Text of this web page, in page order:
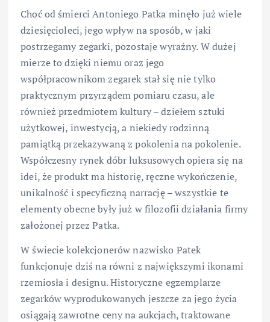
Choć od śmierci Antoniego Patka minęło już wiele
dziesięcioleci, jego wpływ na sposób, w jaki
postrzegamy zegarki, pozostaje wyraźny. W dużej
mierze to dzięki niemu oraz jego
współpracownikom zegarek stał się nie tylko
praktycznym przyrządem pomiaru czasu, ale
również przedmiotem kultury – dziełem sztuki
użytkowej, inwestycją, a niekiedy rodzinną
pamiątką przekazywaną z pokolenia na pokolenie.
Współczesny rynek dóbr luksusowych opiera się na
idei, że produkt ma historię, ręczne wykończenie,
unikalność i specyficzną narrację – wszystkie te
elementy obecne były już w filozofii działania firmy
założonej przez Patka.
W świecie kolekcjonerów nazwisko Patek
funkcjonuje dziś na równi z największymi ikonami
rzemiosła i designu. Historyczne egzemplarze
zegarków wyprodukowanych jeszcze za jego życia
osiągają zawrotne ceny na aukcjach, traktowane